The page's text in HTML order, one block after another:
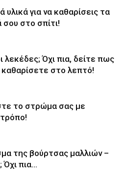
υλικά για να καθαρίσεις τα
σου στο σπίτι!
λεκέδες; Όχι πια, δείτε πως
καθαρίσετε στο λεπτό!
το στρώμα σας με
της βούρτσας μαλλιών –
πια…